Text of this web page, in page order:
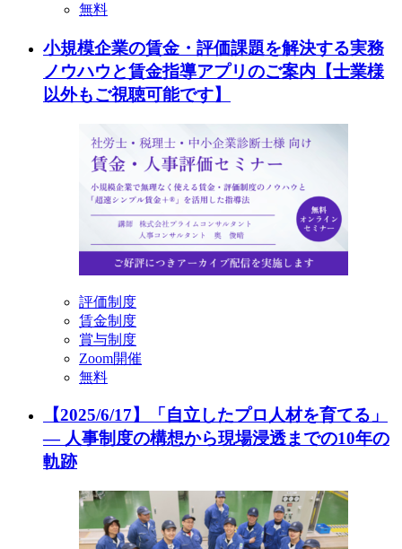
無料
小規模企業の賃金・評価課題を解決する実務
ノウハウと賃金指導アプリのご案内【士業様
以外もご視聴可能です】
評価制度
賃金制度
賞与制度
Zoom開催
無料
【2025/6/17】「自立したプロ人材を育てる」
— 人事制度の構想から現場浸透までの10年の
軌跡